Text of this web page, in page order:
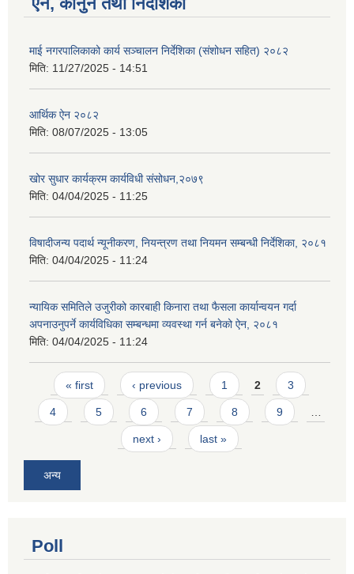
माई नगरपालिकाको कार्य सञ्चालन निर्देशिका (संशोधन सहित) २०८२
मिति: 11/27/2025 - 14:51
आर्थिक ऐन २०८२
मिति: 08/07/2025 - 13:05
खोर सुधार कार्यक्रम कार्यविधी संसोधन,२०७९
मिति: 04/04/2025 - 11:25
विषादीजन्य पदार्थ न्यूनीकरण, नियन्त्रण तथा नियमन सम्बन्धी निर्देशिका, २०८१
मिति: 04/04/2025 - 11:24
न्यायिक समितिले उजुरीको कारबाही किनारा तथा फैसला कार्यान्वयन गर्दा
अपनाउनुपर्ने कार्यविधिका सम्बन्धमा व्यवस्था गर्न बनेको ऐन, २०८१
मिति: 04/04/2025 - 11:24
Pages
« first ‹ previous 1 2 3
4 5 6 7 8 9
next › last »
अन्य
Poll